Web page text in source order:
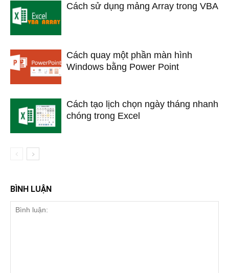
Cách sử dụng mảng Array trong VBA
Cách quay một phần màn hình
Windows bằng Power Point
Cách tạo lịch chọn ngày tháng nhanh
chóng trong Excel
BÌNH LUẬN